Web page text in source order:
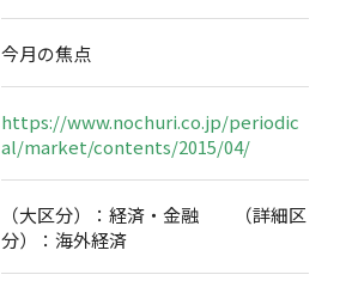
今月の焦点
https://www.nochuri.co.jp/periodic
al/market/contents/2015/04/
（大区分）：経済・金融 （詳細区
分）：海外経済